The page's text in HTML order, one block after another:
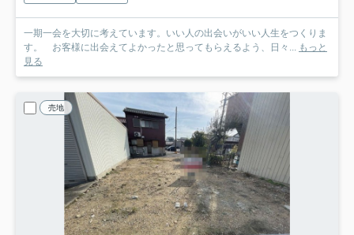
一期一会を大切に考えています。いい人の出会いがいい人生をつくりま
す。 お客様に出会えてよかったと思ってもらえるよう、日々...
もっと
見る
売地